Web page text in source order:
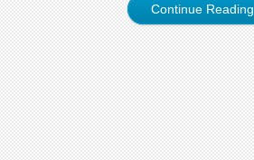
Continue Reading